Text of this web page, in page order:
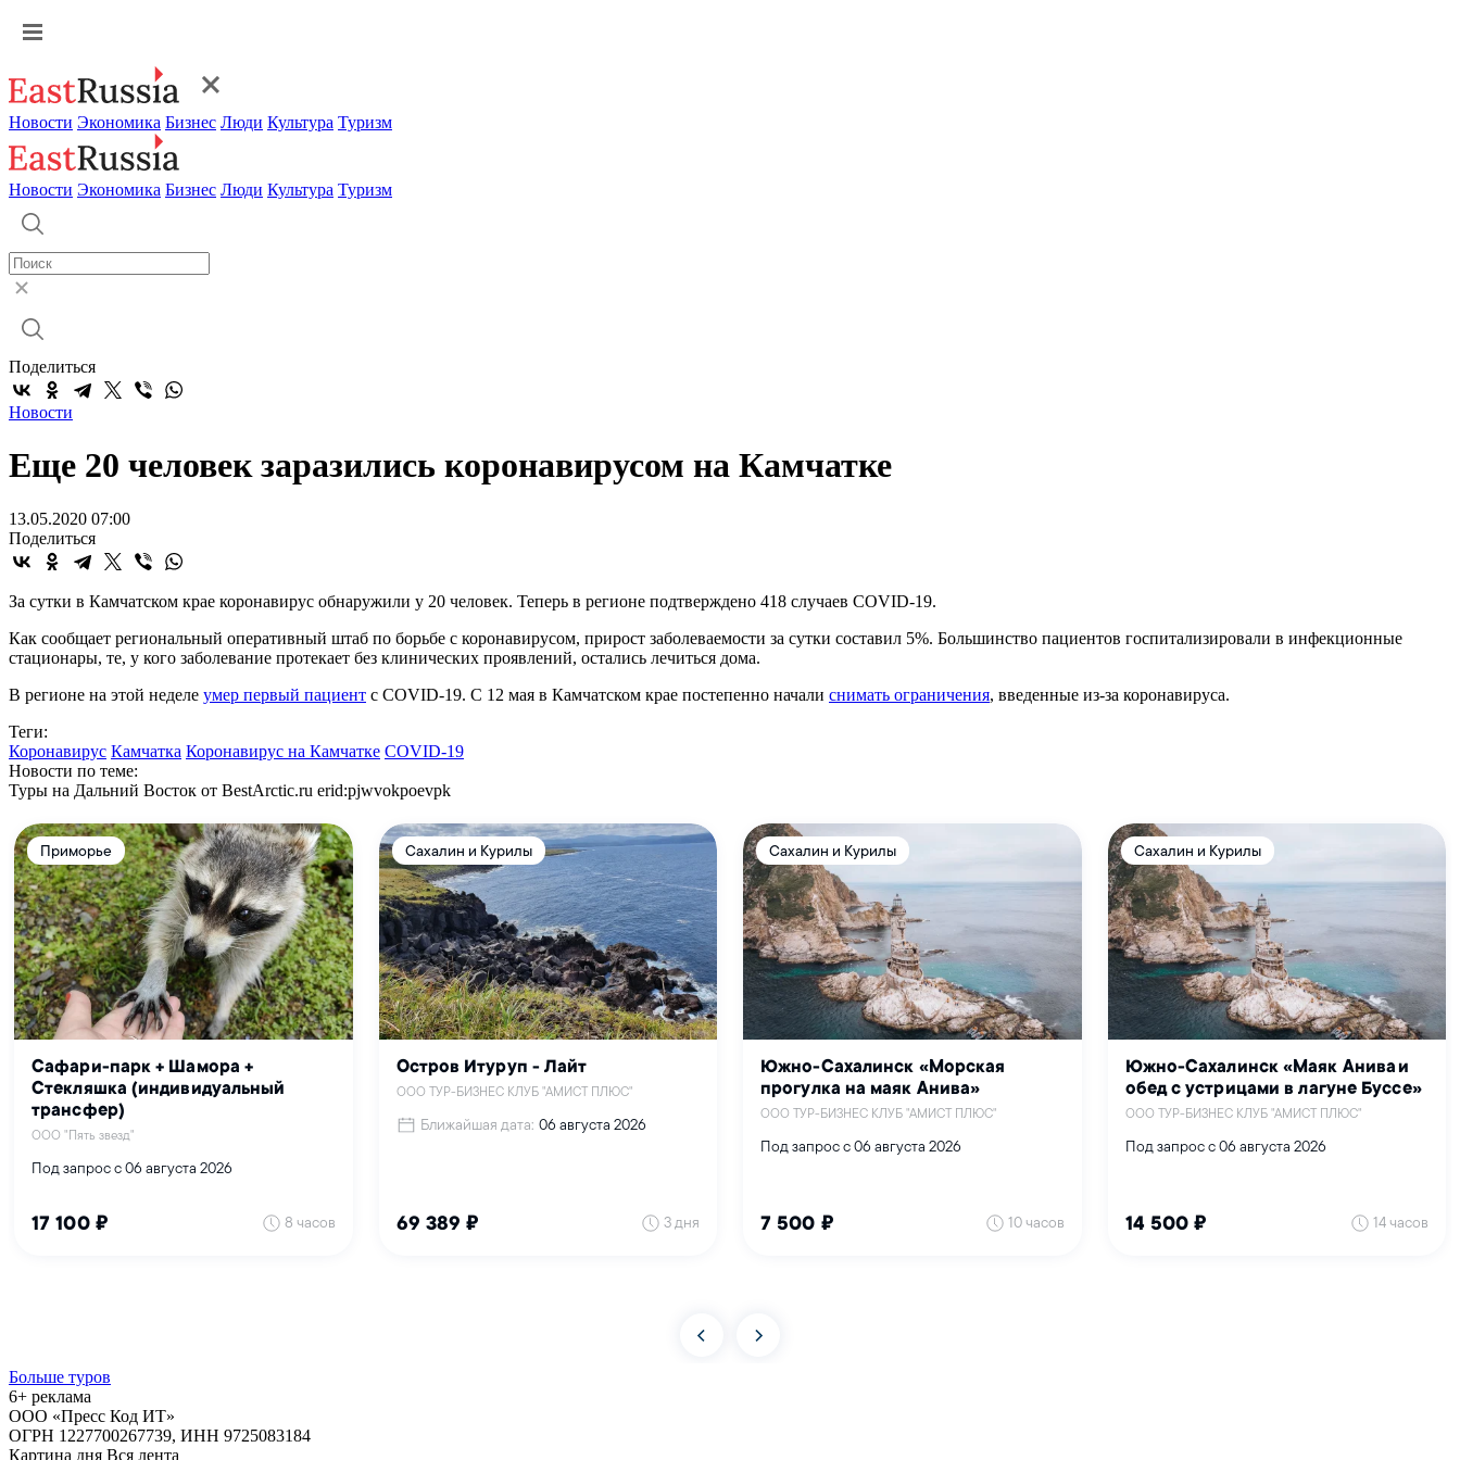
Новости Экономика Бизнес Люди Культура Туризм
Новости Экономика Бизнес Люди Культура Туризм
Поделиться
Новости
Еще 20 человек заразились коронавирусом на Камчатке
13.05.2020 07:00
Поделиться
За сутки в Камчатском крае коронавирус обнаружили у 20 человек. Теперь в регионе подтверждено 418 случаев COVID-19.
Как сообщает региональный оперативный штаб по борьбе с коронавирусом, прирост заболеваемости за сутки составил 5%. Большинство пациентов госпитализировали в инфекционные
стационары, те, у кого заболевание протекает без клинических проявлений, остались лечиться дома.
В регионе на этой неделе умер первый пациент с COVID-19. С 12 мая в Камчатском крае постепенно начали снимать ограничения, введенные из-за коронавируса.
Теги:
Коронавирус Камчатка Коронавирус на Камчатке COVID-19
Новости по теме:
Туры на Дальний Восток от BestArctic.ru erid:pjwvokpoevpk
Больше туров
6+ реклама
ООО «Пресс Код ИТ»
ОГРН 1227700267739, ИНН 9725083184
Картина дня Вся лента